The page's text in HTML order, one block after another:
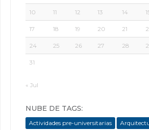
10 11 12 13 14
17 18 19 20 21
24 25 26 27 28
31
« Jul
NUBE DE TAGS:
Actividades pre-universitarias